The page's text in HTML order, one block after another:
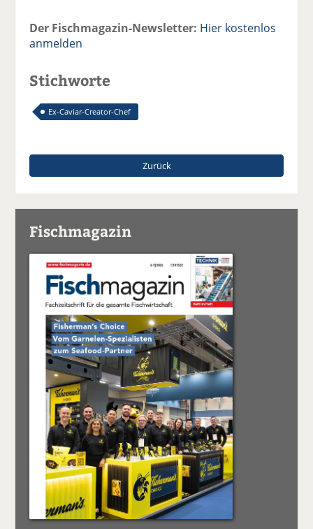
Der Fischmagazin-Newsletter: Hier kostenlos
anmelden
Stichworte
Ex-Caviar-Creator-Chef
Zurück
Fischmagazin